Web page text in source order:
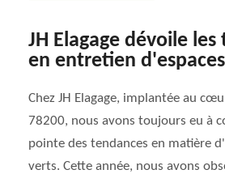
JH Elagage dévoile les
en entretien
Chez JH Elagage, implantée au
78200, nous avons toujours eu à
pointe des tendances en matière
verts. Cette année, nous avons